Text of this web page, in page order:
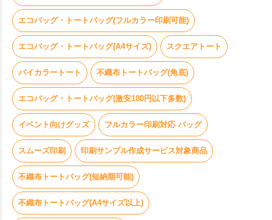
エコバッグ・トートバッグ(フルカラー印刷可能)
エコバッグ・トートバッグ(A4サイズ) スクエアトート
バイカラートート 不織布トートバッグ(角底)
エコバッグ・トートバッグ(激安100円以下多数)
イベント向けグッズ フルカラー印刷対応 バッグ
スムーズ印刷 印刷サンプル作成サービス対象商品
不織布トートバッグ(短納期可能)
不織布トートバッグ(A4サイズ以上)